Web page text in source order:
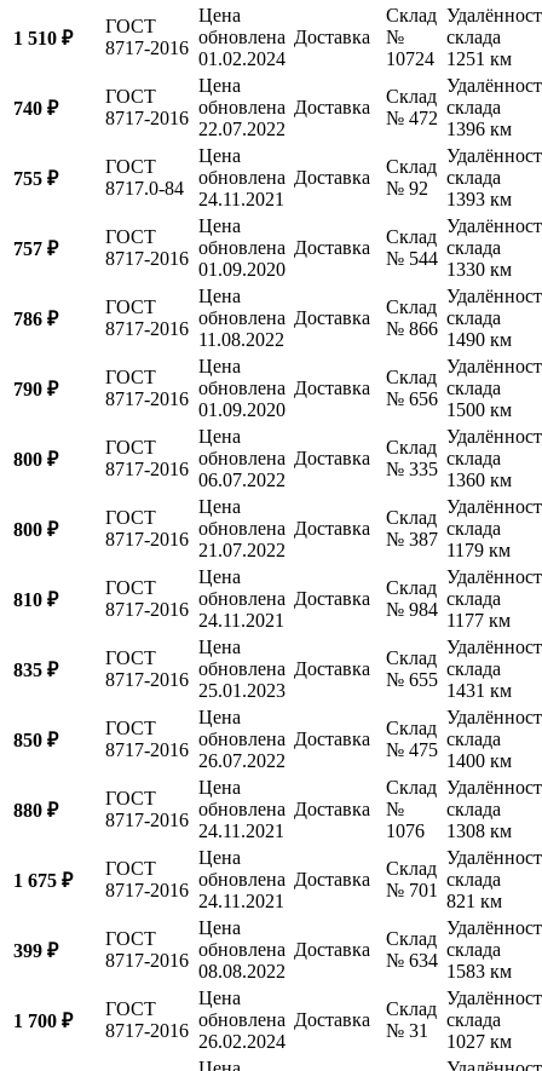
1 510 ₽
ГОСТ
8717-2016
Цена
обновлена
01.02.2024
Доставка
Склад
№
10724
склада
1251 км
740 ₽
ГОСТ
8717-2016
Цена
обновлена
22.07.2022
Доставка
Склад
№ 472
склада
1396 км
755 ₽
ГОСТ
8717.0-84
Цена
обновлена
24.11.2021
Доставка
Склад
№ 92
склада
1393 км
757 ₽
ГОСТ
8717-2016
Цена
обновлена
01.09.2020
Доставка
Склад
№ 544
склада
1330 км
786 ₽
ГОСТ
8717-2016
Цена
обновлена
11.08.2022
Доставка
Склад
№ 866
склада
1490 км
790 ₽
ГОСТ
8717-2016
Цена
обновлена
01.09.2020
Доставка
Склад
№ 656
склада
1500 км
800 ₽
ГОСТ
8717-2016
Цена
обновлена
06.07.2022
Доставка
Склад
№ 335
склада
1360 км
800 ₽
ГОСТ
8717-2016
Цена
обновлена
21.07.2022
Доставка
Склад
№ 387
склада
1179 км
810 ₽
ГОСТ
8717-2016
Цена
обновлена
24.11.2021
Доставка
Склад
№ 984
склада
1177 км
835 ₽
ГОСТ
8717-2016
Цена
обновлена
25.01.2023
Доставка
Склад
№ 655
склада
1431 км
850 ₽
ГОСТ
8717-2016
Цена
обновлена
26.07.2022
Доставка
Склад
№ 475
склада
1400 км
880 ₽
ГОСТ
8717-2016
Цена
обновлена
24.11.2021
Доставка
Склад
№
1076
склада
1308 км
1 675 ₽
ГОСТ
8717-2016
Цена
обновлена
24.11.2021
Доставка
Склад
№ 701
склада
821 км
399 ₽
ГОСТ
8717-2016
Цена
обновлена
08.08.2022
Доставка
Склад
№ 634
склада
1583 км
1 700 ₽
ГОСТ
8717-2016
Цена
обновлена
26.02.2024
Доставка
Склад
№ 31
склада
1027 км